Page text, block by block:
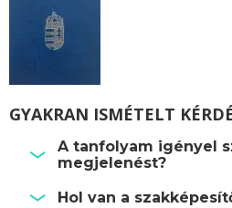
GYAKRAN ISMÉTELT
A tanfolyam igényel
megjelenést?
Hol van a